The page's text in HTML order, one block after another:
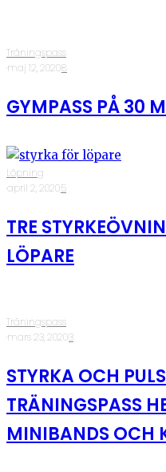
Träningspass
·maj 12, 2020·8
GYMPASS PÅ 30
Löpning
·april 2, 2020·5
TRE
LÖPARE
Träningspass
·mars 23, 2020·3
STYRKA OCH
TRÄNINGSPASS
MINIBANDS OCH